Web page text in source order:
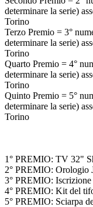
determinare la serie)
Torino
Terzo Premio = 3°
determinare la serie)
Torino
Quarto Premio = 4°
determinare la serie)
Torino
Quinto Premio = 5°
determinare la serie)
Torino
1° PREMIO: TV 32"
2° PREMIO: Orologio
3° PREMIO:
4° PREMIO: Kit del
5° PREMIO: Sciarpa